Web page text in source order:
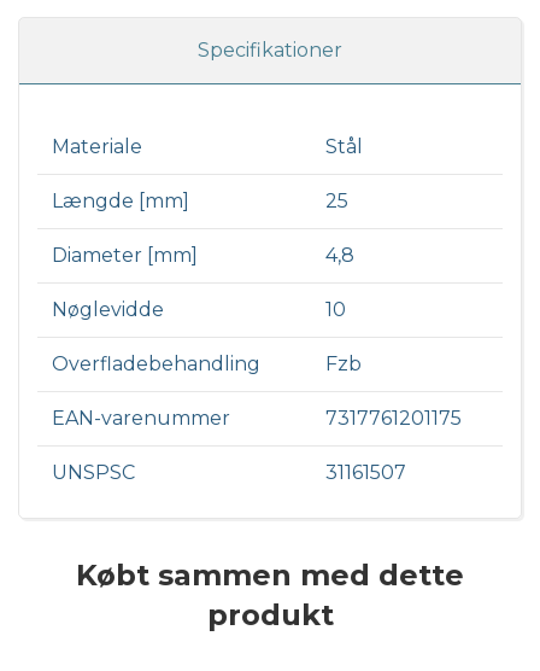
Specifikationer
Materiale Stål
Længde [mm] 25
Diameter [mm] 4,8
Nøglevidde 10
Overfladebehandling Fzb
EAN-varenummer 7317761201175
UNSPSC 31161507
Købt sammen med dette
produkt